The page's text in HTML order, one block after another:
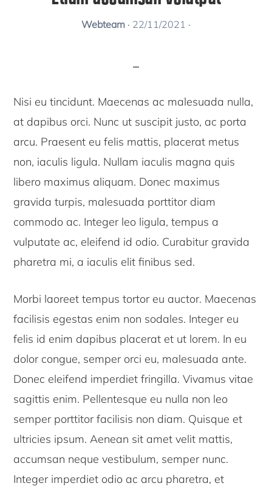
Webteam · 22/11/2021 ·
Nisi eu tincidunt. Maecenas ac malesuada nulla,
at dapibus orci. Nunc ut suscipit justo, ac porta
arcu. Praesent eu felis mattis, placerat metus
non, iaculis ligula. Nullam iaculis magna quis
libero maximus aliquam. Donec maximus
gravida turpis, malesuada porttitor diam
commodo ac. Integer leo ligula, tempus a
vulputate ac, eleifend id odio. Curabitur gravida
pharetra mi, a iaculis elit finibus sed.
Morbi laoreet tempus tortor eu auctor. Maecenas
facilisis egestas enim non sodales. Integer eu
felis id enim dapibus placerat et ut lorem. In eu
dolor congue, semper orci eu, malesuada ante.
Donec eleifend imperdiet fringilla. Vivamus vitae
sagittis enim. Pellentesque eu nulla non leo
semper porttitor facilisis non diam. Quisque et
ultricies ipsum. Aenean sit amet velit mattis,
accumsan neque vestibulum, semper nunc.
Integer imperdiet odio ac arcu pharetra, et